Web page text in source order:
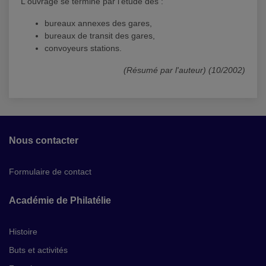
bureaux annexes des gares,
bureaux de transit des gares,
convoyeurs stations.
(Résumé par l'auteur) (10/2002)
Nous contacter
Formulaire de contact
Académie de Philatélie
Histoire
Buts et activités